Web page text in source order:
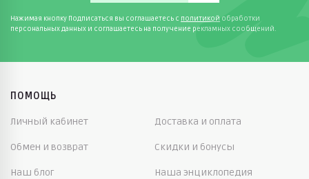
Нажимая кнопку Подписаться вы соглашаетесь с политикой обработки
персональных данных и соглашаетесь на получение рекламных сообщений.
ПОМОЩЬ
Личный кабинет Доставка и оплата
Обмен и возврат Скидки и бонусы
Наш блог Наша энциклопедия